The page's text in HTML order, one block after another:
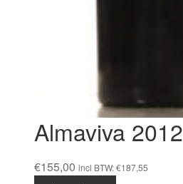
Almaviva 2012
€155,00 incl BTW:€187,55